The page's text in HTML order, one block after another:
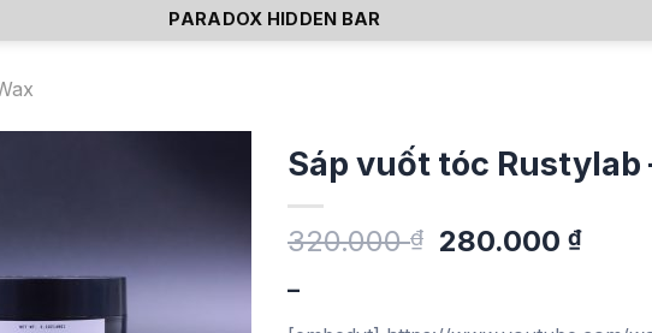
PARADOX HIDDEN BAR
Add to
Sáp vuốt tóc Rustylab
320.000₫
Giá
280.000₫Giá
–